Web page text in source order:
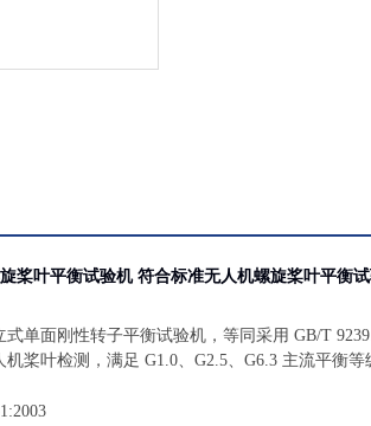
桨叶平衡试验机 符合标准无人机螺旋桨叶平衡
单面刚性转子平衡试验机，等同采用 GB/T
桨叶检测，满足 G1.0、G2.5、G6.3 主流平衡等